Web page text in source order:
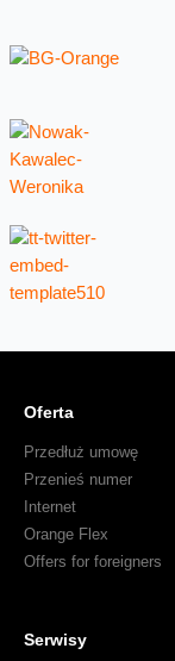
Oferta
Przedłuż umowę
Przenieś numer
Internet
Orange Flex
Offers for foreigners
Serwisy